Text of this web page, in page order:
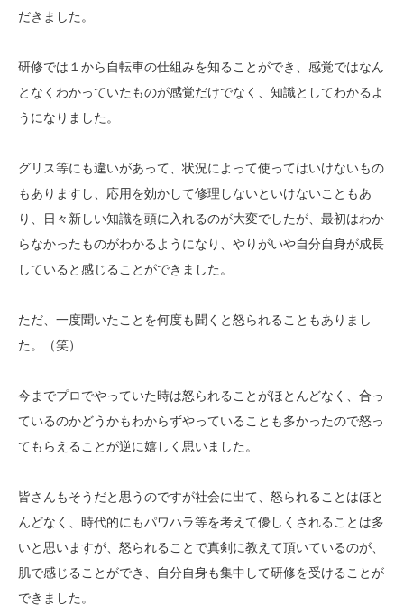
だきました。
研修では１から自転車の仕組みを知ることができ、感覚ではなん
となくわかっていたものが感覚だけでなく、知識としてわかるよ
うになりました。
グリス等にも違いがあって、状況によって使ってはいけないもの
もありますし、応用を効かして修理しないといけないこともあ
り、日々新しい知識を頭に入れるのが大変でしたが、最初はわか
らなかったものがわかるようになり、やりがいや自分自身が成長
していると感じることができました。
ただ、一度聞いたことを何度も聞くと怒られることもありまし
た。（笑）
今までプロでやっていた時は怒られることがほとんどなく、合っ
ているのかどうかもわからずやっていることも多かったので怒っ
てもらえることが逆に嬉しく思いました。
皆さんもそうだと思うのですが社会に出て、怒られることはほと
んどなく、時代的にもパワハラ等を考えて優しくされることは多
いと思いますが、怒られることで真剣に教えて頂いているのが、
肌で感じることができ、自分自身も集中して研修を受けることが
できました。